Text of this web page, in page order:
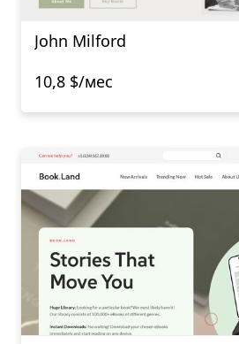
John Milford
10,8 $/мес